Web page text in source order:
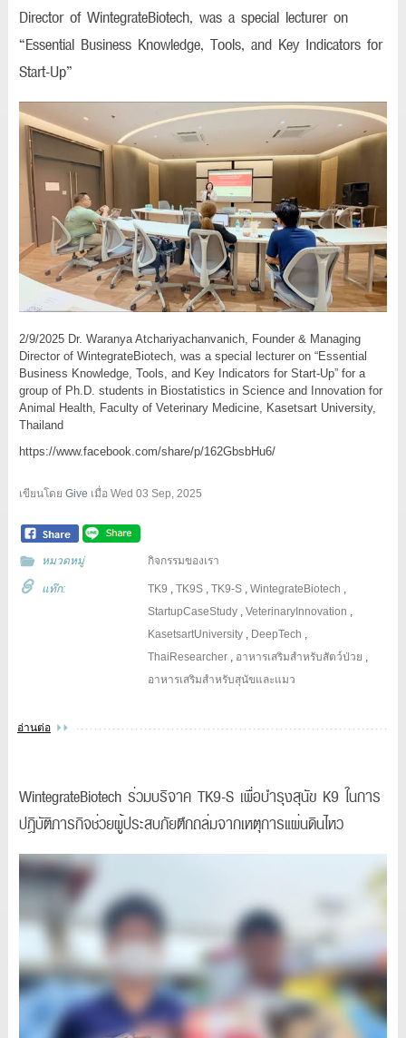
Director of WintegrateBiotech, was a special lecturer on
“Essential Business Knowledge, Tools, and Key Indicators for
Start-Up”
2/9/2025 Dr. Waranya Atchariyachanvanich, Founder & Managing
Director of WintegrateBiotech, was a special lecturer on “Essential
Business Knowledge, Tools, and Key Indicators for Start-Up” for a
group of Ph.D. students in Biostatistics in Science and Innovation for
Animal Health, Faculty of Veterinary Medicine, Kasetsart University,
Thailand
https://www.facebook.com/share/p/162GbsbHu6/
เขียนโดย Give เมื่อ Wed 03 Sep, 2025
หมวดหมู่ กิจกรรมของเรา
แท๊ก: TK9 ,TK9S ,TK9-S ,WintegrateBiotech ,
StartupCaseStudy ,VeterinaryInnovation ,
KasetsartUniversity , DeepTech ,
ThaiResearcher , อาหารเสริมสำหรับสัตว์ป่วย ,
อาหารเสริมสำหรับสุนัขและแมว
อ่านต่อ
WintegrateBiotech ร่วมบริจาค TK9-S เพื่อบำรุงสุนัข K9 ในการ
ปฏิบัติภารกิจช่วยผู้ประสบภัยตึกถล่มจากเหตุการแผ่นดินไหว